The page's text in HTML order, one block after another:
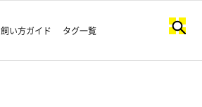
飼い方ガイド タグ一覧